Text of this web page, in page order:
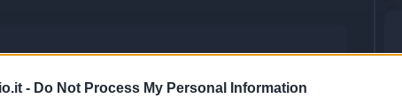
- Do Not Process My Personal Information